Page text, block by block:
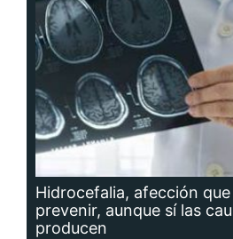
Hidrocefalia, afección
prevenir, aunque sí las
producen